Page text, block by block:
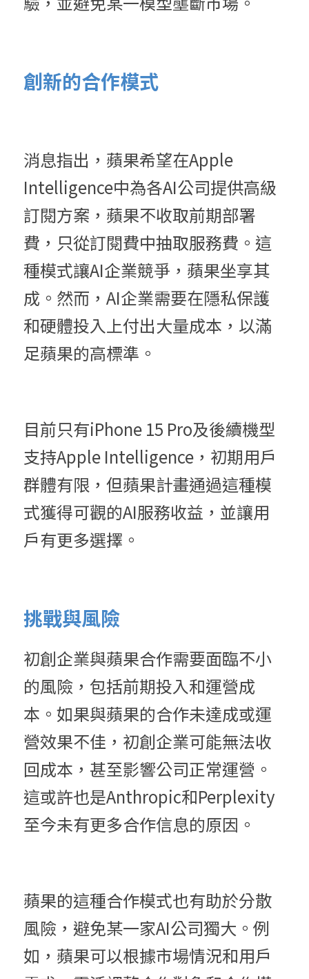
創新的合作模式
消息指出，蘋果希望在Apple
Intelligence中為各AI公司提供高級
訂閱方案，蘋果不收取前期部署
費，只從訂閱費中抽取服務費。這
種模式讓AI企業競爭，蘋果坐享其
成。然而，AI企業需要在隱私保護
和硬體投入上付出大量成本，以滿
足蘋果的高標準。
目前只有iPhone 15 Pro及後續機型
支持Apple Intelligence，初期用戶
群體有限，但蘋果計畫通過這種模
式獲得可觀的AI服務收益，並讓用
戶有更多選擇。
挑戰與風險
初創企業與蘋果合作需要面臨不小
的風險，包括前期投入和運營成
本。如果與蘋果的合作未達成或運
營效果不佳，初創企業可能無法收
回成本，甚至影響公司正常運營。
這或許也是Anthropic和Perplexity
至今未有更多合作信息的原因。
蘋果的這種合作模式也有助於分散
風險，避免某一家AI公司獨大。例
如，蘋果可以根據市場情況和用戶